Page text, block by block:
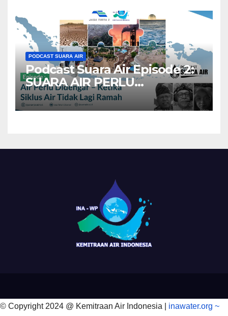
PODCAST SUARA AIR
Podcast Suara Air Episode 2:
SUARA AIR PERLU
DIDENGAR: “Ketika Siklus Air
Tidak Lagi Ramah”.
© Copyright 2024 @ Kemitraan Air Indonesia | inawater.org ~